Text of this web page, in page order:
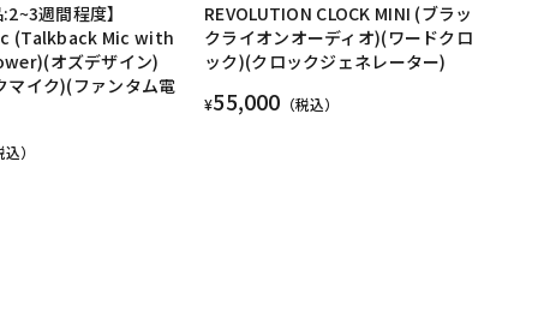
週間程度】
(Talkback Mic with
オズデザイン)
マイク)(ファンタム電
）
REVOLUTION CLOCK MINI (ブラッ
クライオンオーディオ)(ワードクロ
ック)(クロックジェネレーター)
¥55,000 （税込）